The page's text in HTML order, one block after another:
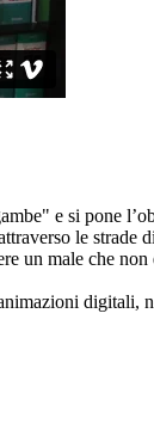
e si pone
le
un male che